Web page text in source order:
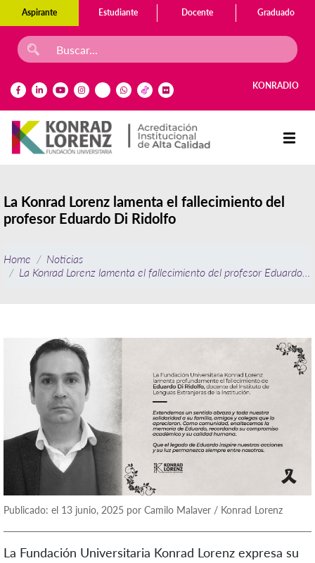
Aspirante Estudiante Docente Graduado
KONRADIO
La Konrad Lorenz lamenta el fallecimiento del
profesor Eduardo Di Ridolfo
Home
Noticias
La Konrad Lorenz lamenta el fallecimiento del profesor Eduardo
Publicado: el 13 junio, 2025 por Camilo Malaver / Konrad Lorenz
La Fundación Universitaria Konrad Lorenz expresa su